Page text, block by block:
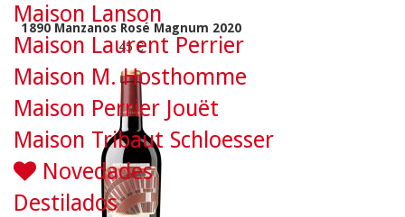
1890 Manzanos Rosé Magnum 2020
45 €
Maison Lanson
Maison Laurent Perrier
Maison M. Hosthomme
Maison Perrier Jouët
Maison Tribaut Schloesser
Novedades
Destilados